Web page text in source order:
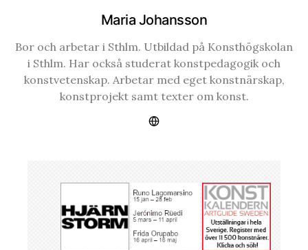
Maria Johansson
Bor och arbetar i Sthlm. Utbildad på Konsthögskolan
i Sthlm. Har också studerat konstpedagogik och
konstvetenskap. Arbetar med eget konstnärskap,
konstprojekt samt texter om konst.